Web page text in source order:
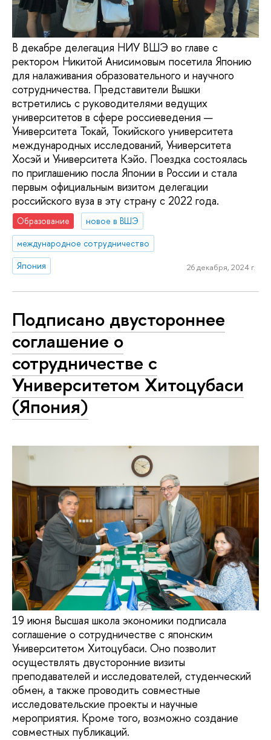
В декабре делегация НИУ ВШЭ во главе с
ректором Никитой Анисимовым посетила Японию
для налаживания образовательного и научного
сотрудничества. Представители Вышки
встретились с руководителями ведущих
университетов в сфере россиеведения —
Университета Токай, Токийского университета
международных исследований, Университета
Хосэй и Университета Кэйо. Поездка состоялась
по приглашению посла Японии в России и стала
первым официальным визитом делегации
российского вуза в эту страну с 2022 года.
Образование
новое в ВШЭ
международное сотрудничество
Япония
26 декабря, 2024 г.
Подписано двустороннее
соглашение о
сотрудничестве с
Университетом Хитоцубаси
(Япония)
19 июня Высшая школа экономики подписала
соглашение о сотрудничестве с японским
Университетом Хитоцубаси. Оно позволит
осуществлять двусторонние визиты
преподавателей и исследователей, студенческий
обмен, а также проводить совместные
исследовательские проекты и научные
мероприятия. Кроме того, возможно создание
совместных публикаций.